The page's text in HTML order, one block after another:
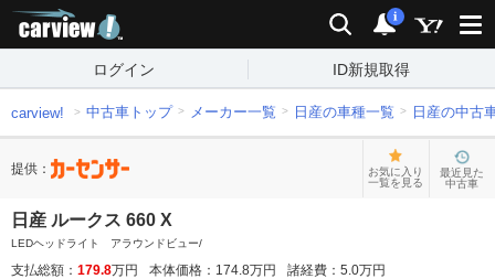
検索 通知
i
ログイン ID新規取得
carview! 中古車トップ メーカー一覧 日産の車種一覧 日産の中古
提供：
お気に入り
一覧を見る
最近見た
中古車
日産 ルークス 660 X
LEDヘッドライト アラウンドビュー/
支払総額： 179.8万円 本体価格： 174.8万円 諸経費： 5.0万円